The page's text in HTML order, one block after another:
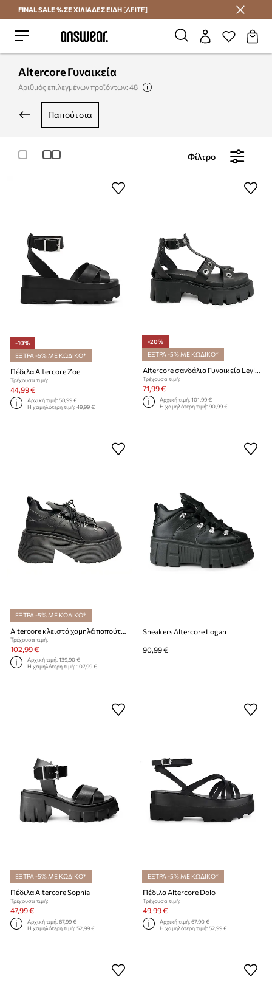
Εξοικονομήστε με το Answear Club
FINAL SALE % ΣΕ ΧΙΛΙΑΔΕΣ ΕΙΔΗ [ΔΕΙΤΕ]
Altercore Γυναικεία
Αριθμός επιλεγμένων προϊόντων: 48
παπούτσια
Φίλτρο
-10%
ΕΞΤΡΑ -5% ΜΕ ΚΩΔΙΚΟ*
Πέδιλα Altercore Zoe
Τρέχουσα τιμή:
44,99 €
Αρχική τιμή:58,99 €
Η χαμηλότερη τιμή:49,99 €
-20%
ΕΞΤΡΑ -5% ΜΕ ΚΩΔΙΚΟ*
Altercore σανδάλια Γυναικεία Leyla Vegan Black
Τρέχουσα τιμή:
71,99 €
Αρχική τιμή:101,99 €
Η χαμηλότερη τιμή:90,99 €
ΕΞΤΡΑ -5% ΜΕ ΚΩΔΙΚΟ*
Altercore κλειστά χαμηλά παπούτσια Γυναικεία Morie
Τρέχουσα τιμή:
102,99 €
Αρχική τιμή:139,90 €
Η χαμηλότερη τιμή:107,99 €
Sneakers Altercore Logan
90,99 €
ΕΞΤΡΑ -5% ΜΕ ΚΩΔΙΚΟ*
Πέδιλα Altercore Sophia
Τρέχουσα τιμή:
47,99 €
Αρχική τιμή:67,99 €
Η χαμηλότερη τιμή:52,99 €
ΕΞΤΡΑ -5% ΜΕ ΚΩΔΙΚΟ*
Πέδιλα Altercore Dolo
Τρέχουσα τιμή:
49,99 €
Αρχική τιμή:67,90 €
Η χαμηλότερη τιμή:52,99 €